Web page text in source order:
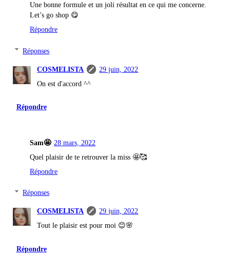
Une bonne formule et un joli résultat en ce qui me concerne.
Let’s go shop 😋
Répondre
Réponses
COSMELISTA
29 juin, 2022
On est d'accord ^^
Répondre
Sam🤩 28 mars, 2022
Quel plaisir de te retrouver la miss 🤩🥰
Répondre
Réponses
COSMELISTA
29 juin, 2022
Tout le plaisir est pour moi 😊🌸
Répondre